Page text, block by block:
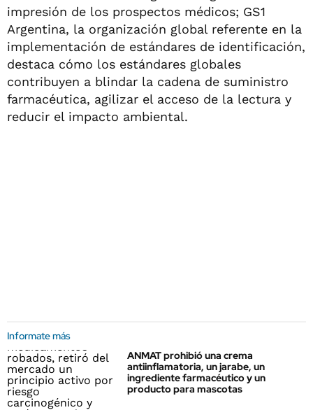
impresión de los prospectos médicos; GS1
Argentina, la organización global referente en la
implementación de estándares de identificación,
destaca cómo los estándares globales
contribuyen a blindar la cadena de suministro
farmacéutica, agilizar el acceso de la lectura y
reducir el impacto ambiental.
Informate más
ANMAT prohibió una crema
antiinflamatoria, un jarabe, un
ingrediente farmacéutico y un
producto para mascotas